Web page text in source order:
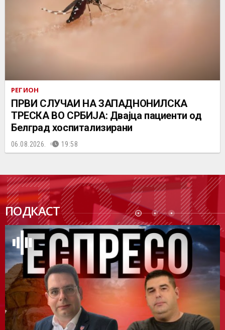
РЕГИОН
ПРВИ СЛУЧАИ НА ЗАПАДНОНИЛСКА
ТРЕСКА ВО СРБИЈА: Двајца пациенти од
Белград хоспитализирани
06.08.2026. 19:58
ПОДКАСТ
ПОДК
АСТ